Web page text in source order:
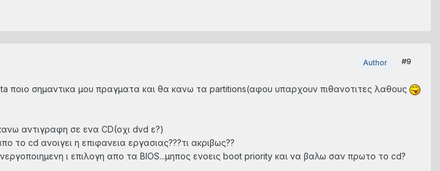
Author #9
ποιο σημαντικα μου πραγματα και θα κανω τα partitions(αφου υπαρχουν πιθανοτιτες λαθους
αντιγραφη σε ενα CD(οχι dvd ε?)
cd ανοιγει η επιφανεια εργασιας???τι ακριβως??
ι επιλογη απο τα BIOS...μηπος ενοεις boot priority και να βαλω σαν πρωτο το cd?